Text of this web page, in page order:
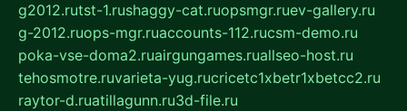
g2012.rutst-1.rushaggy-cat.ruopsmgr.ruev-gallery.ru
g-2012.ruops-mgr.ruaccounts-112.rucsm-demo.ru
poka-vse-doma2.ruairgungames.ruallseo-host.ru
tehosmotre.ruvarieta-yug.rucricetc1xbetr1xbetcc2.ru
raytor-d.ruatillagunn.ru3d-file.ru